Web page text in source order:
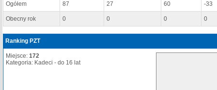
Ogółem 87 27 60 -33
Obecny rok 0 0 0 0
Ranking PZT
Miejsce: 172
Kategoria: Kadeci - do 16 lat